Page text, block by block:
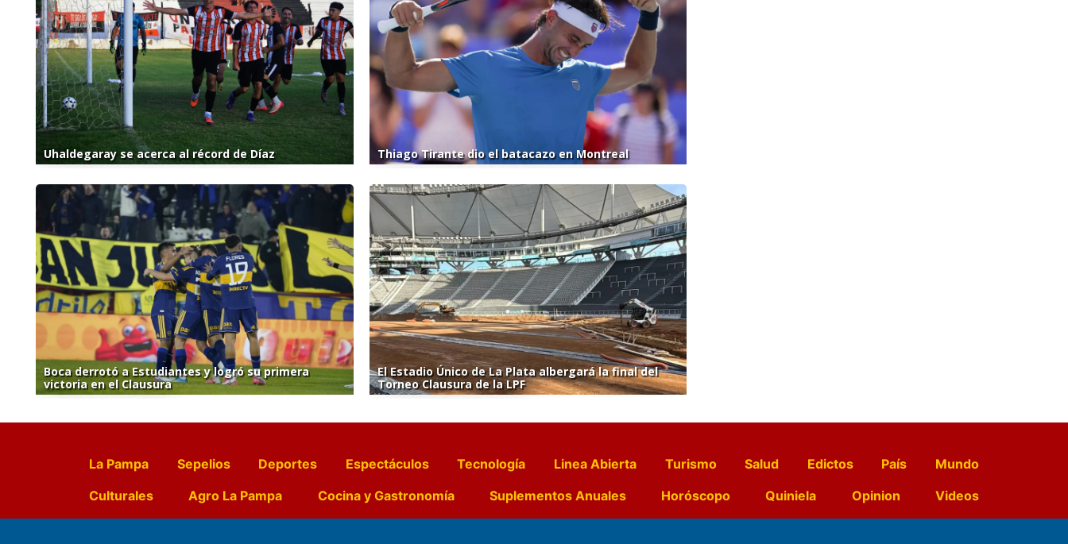
Uhaldegaray se acerca al récord de Díaz Thiago Tirante dio el batacazo en Montreal
Boca derrotó a Estudiantes y logró su primera
victoria en el Clausura
El Estadio Único de La Plata albergará la final del
Torneo Clausura de la LPF
La Pampa Sepelios Deportes Espectáculos Tecnología Linea Abierta Turismo Salud Edictos País
Mundo
Culturales
Agro La Pampa Cocina y Gastronomía Suplementos Anuales Horóscopo Quiniela Opinion
Videos